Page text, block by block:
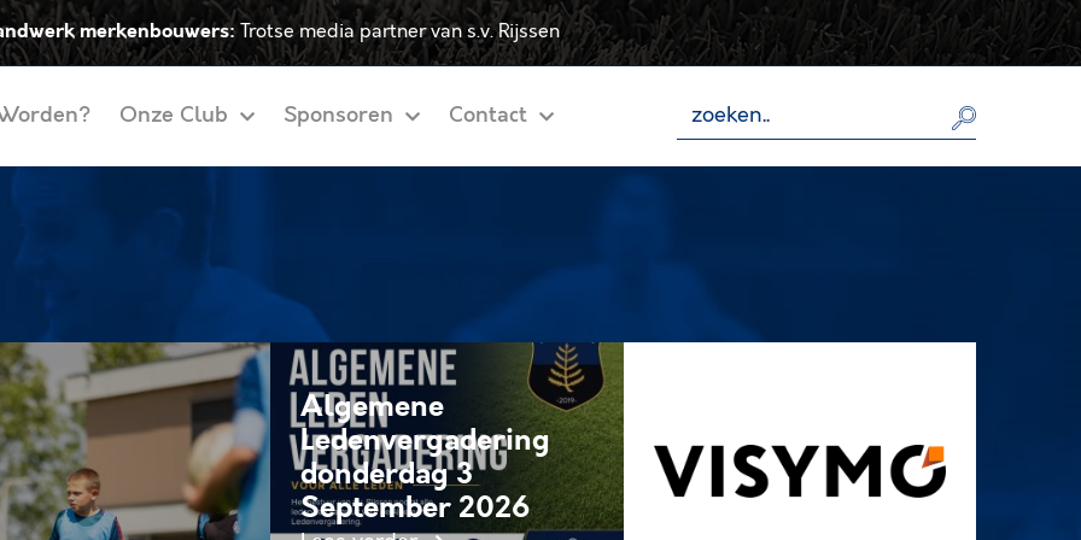
merkenbouwers:Trotse media partner van s.v. Rijssen
Onze Club Sponsoren Contact
Algemene
Ledenvergadering
donderdag 3
September 2026